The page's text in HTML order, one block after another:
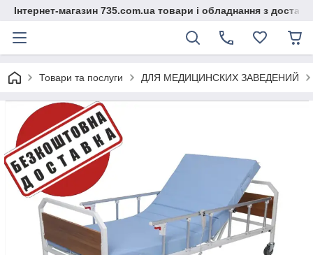
Інтернет-магазин 735.com.ua товари і обладнання з
Товари та послуги ДЛЯ МЕДИЦИНСКИХ ЗАВЕДЕНИЙ